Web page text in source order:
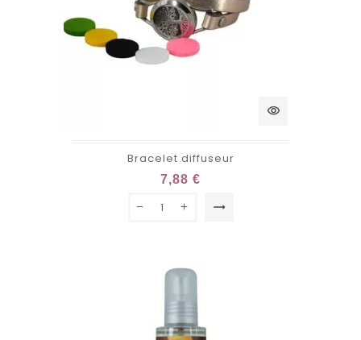
visibility
Bracelet diffuseur
7,88 €
trending_flat